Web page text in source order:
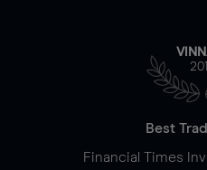
Best
Financial Times